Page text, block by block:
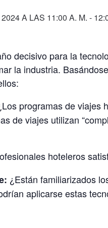
A LAS 11:00 A. M. -
decisivo para la
la industria.
programas de viajes
de viajes utilizan
hoteleros
¿Están familiarizados
aplicarse estas